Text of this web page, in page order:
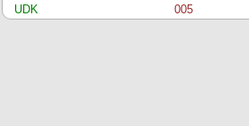
UDK
005